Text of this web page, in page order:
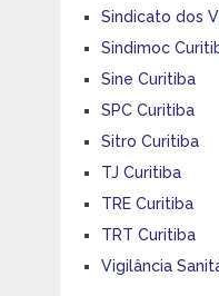
Sindicato dos
Sindimoc
Sine Curitiba
SPC Curitiba
Sitro Curitiba
TJ Curitiba
TRE Curitiba
TRT Curitiba
Vigilância